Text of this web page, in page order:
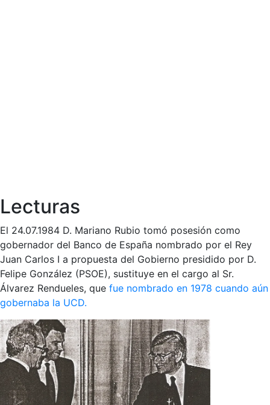
Lecturas
El 24.07.1984 D. Mariano Rubio tomó posesión como
gobernador del Banco de España nombrado por el Rey
Juan Carlos I a propuesta del Gobierno presidido por D.
Felipe González (PSOE), sustituye en el cargo al Sr.
Álvarez Rendueles, que fue nombrado en 1978 cuando aún
gobernaba la UCD.